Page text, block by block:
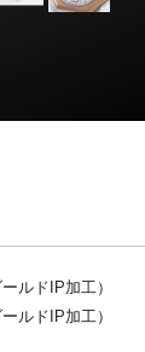
ルドIP加工）
ルドIP加工）